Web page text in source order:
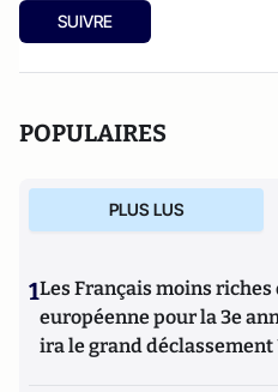
éditions Economica
et en 2017 "La
chez le même éditeur.
SUIVRE
POPULAIRES
PLUS LUS
1Les Français moins riches
européenne pour la 3e
ira le grand déclassement